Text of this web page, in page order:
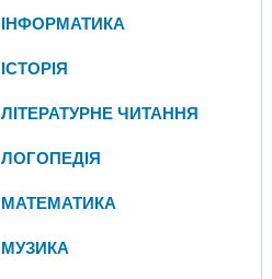
ІНФОРМАТИКА
ІСТОРІЯ
ЛІТЕРАТУРНЕ ЧИТАННЯ
ЛОГОПЕДІЯ
МАТЕМАТИКА
МУЗИКА